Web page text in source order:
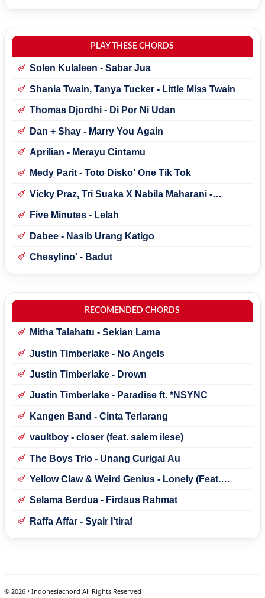
PLAY THESE CHORDS
Solen Kulaleen - Sabar Jua
Shania Twain, Tanya Tucker - Little Miss Twain
Thomas Djordhi - Di Por Ni Udan
Dan + Shay - Marry You Again
Aprilian - Merayu Cintamu
Medy Parit - Toto Disko' One Tik Tok
Vicky Praz, Tri Suaka X Nabila Maharani -
Five Minutes - Lelah
Dabee - Nasib Urang Katigo
Chesylino' - Badut
RECOMENDED CHORDS
Mitha Talahatu - Sekian Lama
Justin Timberlake - No Angels
Justin Timberlake - Drown
Justin Timberlake - Paradise ft. *NSYNC
Kangen Band - Cinta Terlarang
vaultboy - closer (feat. salem ilese)
The Boys Trio - Unang Curigai Au
Yellow Claw & Weird Genius - Lonely (Feat.
Selama Berdua - Firdaus Rahmat
Raffa Affar - Syair I'tiraf
© 2026• Indonesiachord All Rights Reserved